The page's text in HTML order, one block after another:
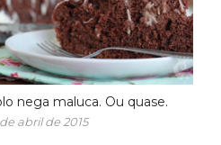
nega maluca. Ou quase.
de abril de 2015